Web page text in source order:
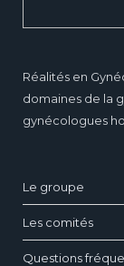
Réalités en
domaines de la
gynécologues
Le groupe
Les comités
Questions